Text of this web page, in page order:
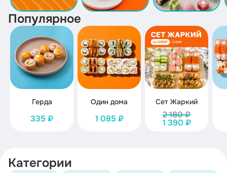
Популярное
Герда
335 ₽
Один дома
1 085 ₽
Сет Жаркий
2 180 ₽
1 390 ₽
Категории